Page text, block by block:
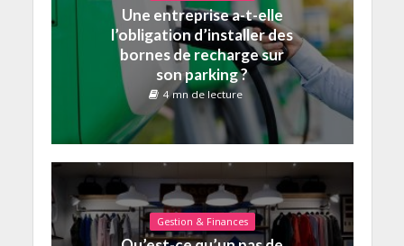
Une entreprise a-t-elle
l’obligation d’installer des
bornes de recharge sur
son parking ?
4 mn de lecture
Gestion & Finances